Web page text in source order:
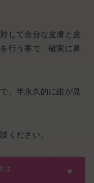
して余分な皮膚と皮
行う事で、確実に鼻
、半永久的に誰が見
ください。
は